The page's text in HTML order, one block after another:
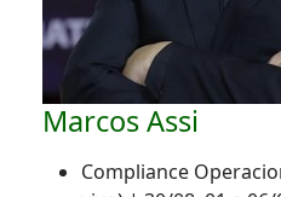
Marcos Assi
Compliance